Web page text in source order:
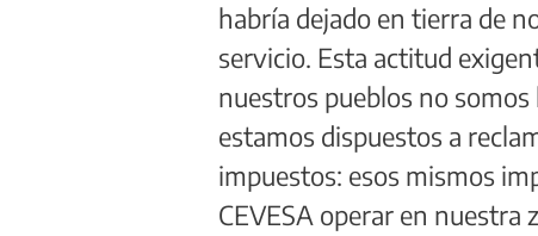
habría dejado en tierra de
servicio. Esta actitud
nuestros pueblos no
estamos dispuestos a
impuestos: esos mismos
CEVESA operar en nuestra